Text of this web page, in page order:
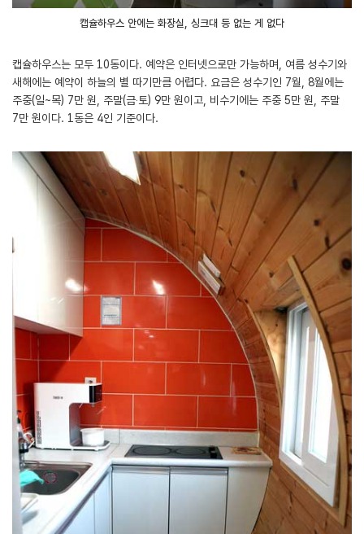
캡슐하우스 안에는 화장실, 싱크대 등 없는 게 없다
캡슐하우스는 모두 10동이다. 예약은 인터넷으로만 가능하며, 여름 성수기와
새해에는 예약이 하늘의 별 따기만큼 어렵다. 요금은 성수기인 7월, 8월에는
주중(일~목) 7만 원, 주말(금‧토) 9만 원이고, 비수기에는 주중 5만 원, 주말
7만 원이다. 1동은 4인 기준이다.